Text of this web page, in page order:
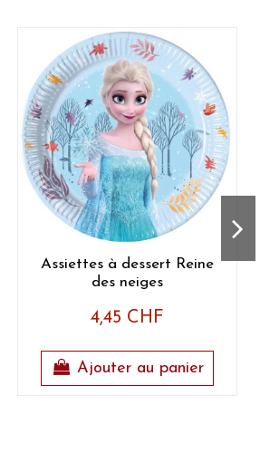
Assiettes à dessert Reine
des neiges
4,45 CHF
Ajouter au panier